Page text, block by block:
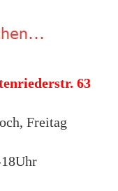
63
Freitag